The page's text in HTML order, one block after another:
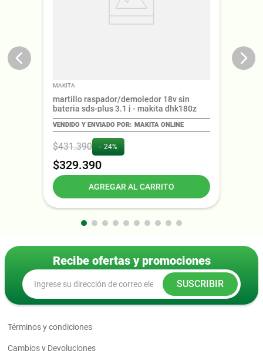
MAKITA
martillo raspador/demoledor 18v sin
bateria sds-plus 3.1 j - makita dhk180z
MAKITA ONLINE
$431.390 24%
$329.390
AGREGAR AL CARRITO
Recibe ofertas y promociones
SUSCRIBIR
Términos y condiciones
Cambios y Devoluciones